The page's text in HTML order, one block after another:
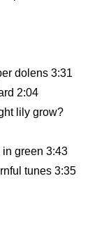
dolens 3:31
2:04
lily grow?
green 3:43
tunes 3:35